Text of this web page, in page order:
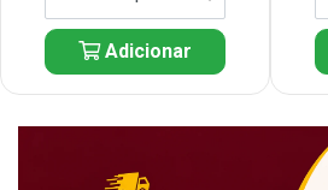
Adicionar